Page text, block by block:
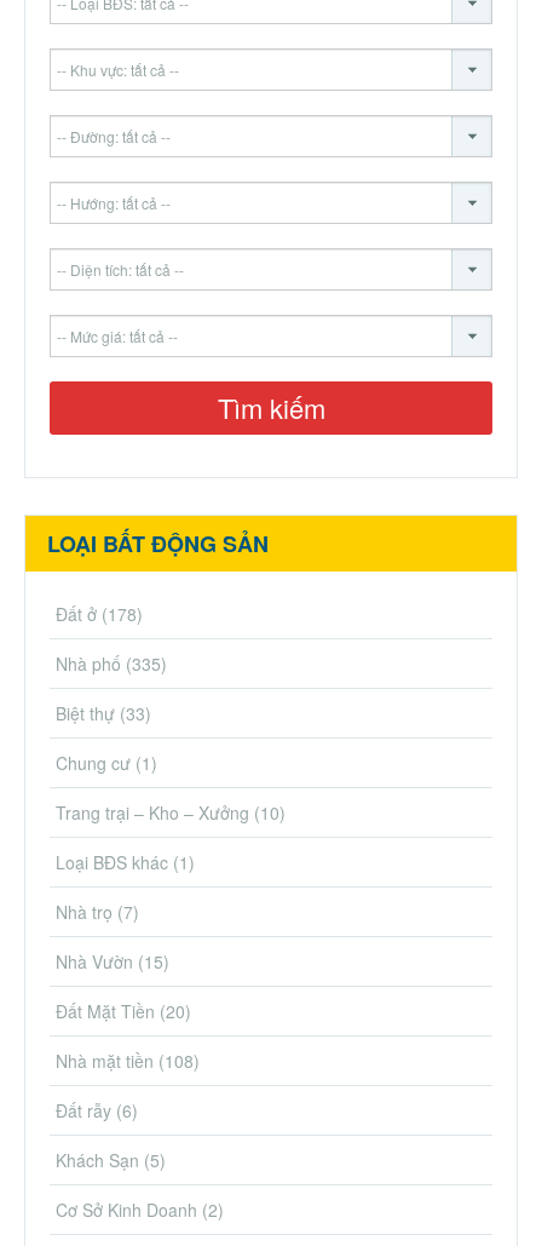
LOẠI BẤT ĐỘNG SẢN
Đất ở (178)
Nhà phố (335)
Biệt thự (33)
Chung cư (1)
Trang trại – Kho – Xưởng (10)
Loại BĐS khác (1)
Nhà trọ (7)
Nhà Vườn (15)
Đất Mặt Tiền (20)
Nhà mặt tiền (108)
Đất rẫy (6)
Khách Sạn (5)
Cơ Sở Kinh Doanh (2)